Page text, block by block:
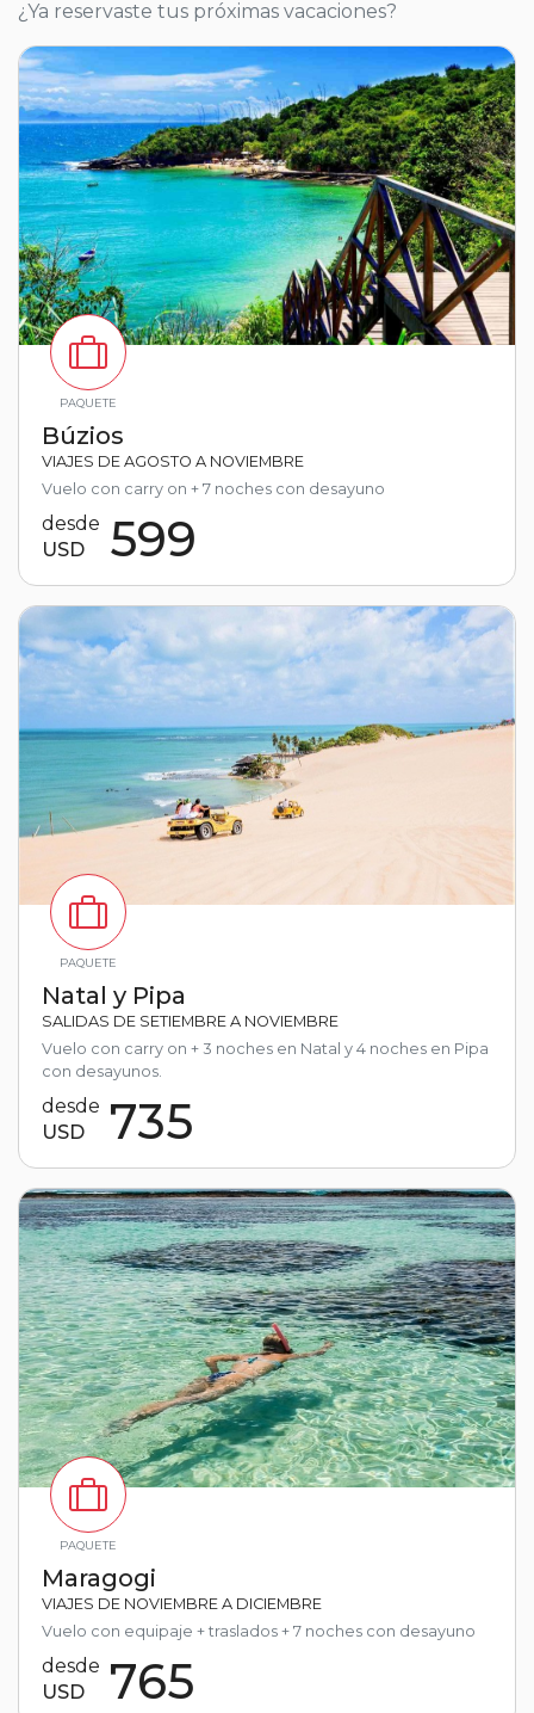
¿Ya reservaste tus próximas vacaciones?
PAQUETE
Búzios
VIAJES DE AGOSTO A NOVIEMBRE
Vuelo con carry on + 7 noches con desayuno
desde
USD
599
PAQUETE
Natal y Pipa
SALIDAS DE SETIEMBRE A NOVIEMBRE
Vuelo con carry on + 3 noches en Natal y 4 noches en Pipa
con desayunos.
desde
USD
735
PAQUETE
Maragogi
VIAJES DE NOVIEMBRE A DICIEMBRE
Vuelo con equipaje + traslados + 7 noches con desayuno
desde
USD
765